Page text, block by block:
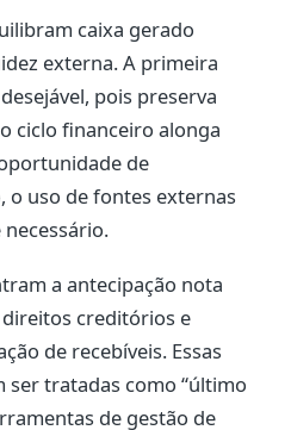
caixa gerado
externa. A primeira
pois preserva
ciclo financeiro alonga
de
o uso de fontes externas
a antecipação nota
creditórios e
de recebíveis. Essas
ser tratadas como “último
de gestão de